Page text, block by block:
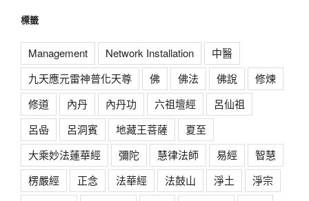
標籤
Management Network Installation
中醫
九天應元雷神普化天尊
佛 佛法 佛說
修煉
修道
內丹 內丹功 六祖壇經
呂仙祖
呂喦
呂洞賓 地藏王菩薩
夏至
大乘妙法蓮華經
彌陀 慧律法師 易經
智慧
楞嚴經
正念 法華經 法鼓山 淨土
淨宗